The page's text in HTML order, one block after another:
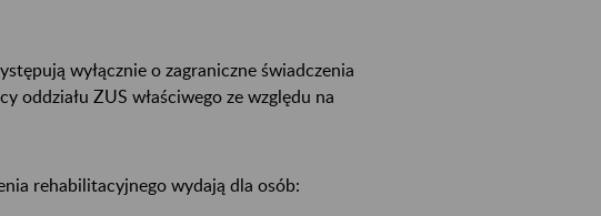
wyłącznie o zagraniczne świadczenia
oddziału ZUS właściwego ze względu na
rehabilitacyjnego wydają dla osób: